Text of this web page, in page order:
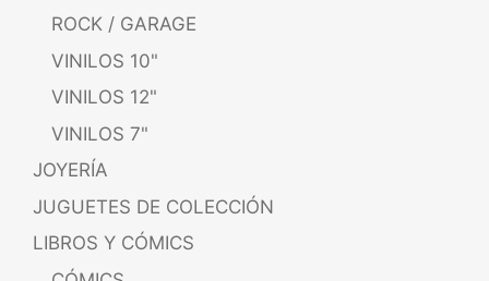
ROCK / GARAGE
VINILOS 10"
VINILOS 12"
VINILOS 7"
JOYERÍA
JUGUETES DE COLECCIÓN
LIBROS Y CÓMICS